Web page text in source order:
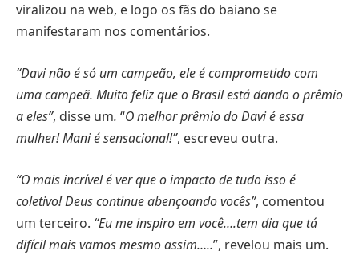
viralizou na web, e logo os fãs do baiano se
manifestaram nos comentários.
“Davi não é só um campeão, ele é comprometido com
uma campeã. Muito feliz que o Brasil está dando o prêmio
a eles”, disse um. “O melhor prêmio do Davi é essa
mulher! Mani é sensacional!”, escreveu outra.
“O mais incrível é ver que o impacto de tudo isso é
coletivo! Deus continue abençoando vocês”, comentou
um terceiro. “Eu me inspiro em você….tem dia que tá
difícil mais vamos mesmo assim…..”, revelou mais um.